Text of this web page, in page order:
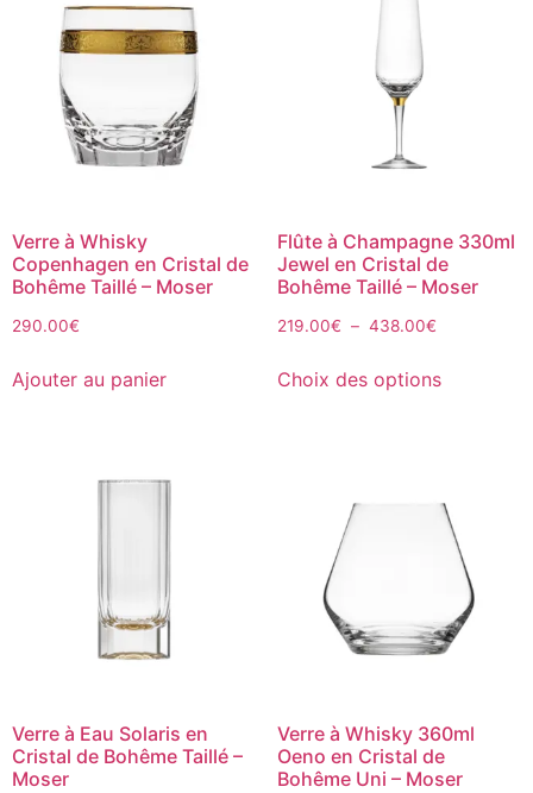
Verre à Whisky
Copenhagen en Cristal de
Bohême Taillé – Moser
290.00€
Ajouter au panier
Flûte à Champagne 330ml
Jewel en Cristal de
Bohême Taillé – Moser
219.00€ – 438.00€
Choix des options
Verre à Eau Solaris en
Cristal de Bohême Taillé –
Moser
Verre à Whisky 360ml
Oeno en Cristal de
Bohême Uni – Moser